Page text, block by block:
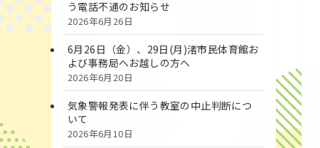
う電話不通のお知らせ
2026年6月26日
6月26日（金）、29日(月)渚市民体育館お
よび事務局へお越しの方へ
2026年6月20日
気象警報発表に伴う教室の中止判断につ
いて
2026年6月10日